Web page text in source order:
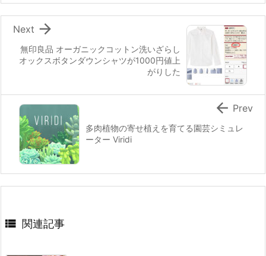
無印良品 オーガニックコットン洗いざらし
オックスボタンダウンシャツが1000円値上
がりした

Next
多肉植物の寄せ植えを育てる園芸シミュレ
ーター Viridi
 Prev
 関連記事